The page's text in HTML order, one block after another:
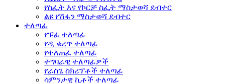
የስፌት እና የኮርቻ ስፌት ማስታወሻ ደብተር
ልዩ የሽፋን ማስታወሻ ደብተር
ተለጣፊ
የፑፊ ተለጣፊ
የዲ ቁረጥ ተለጣፊ
የተለጠፈ ተለጣፊ
ተግባራዊ ተለጣፊዎች
የራስጌ ስክሪፕቶች ተለጣፊ
ሳምንታዊ ኪቶች ተለጣፊ